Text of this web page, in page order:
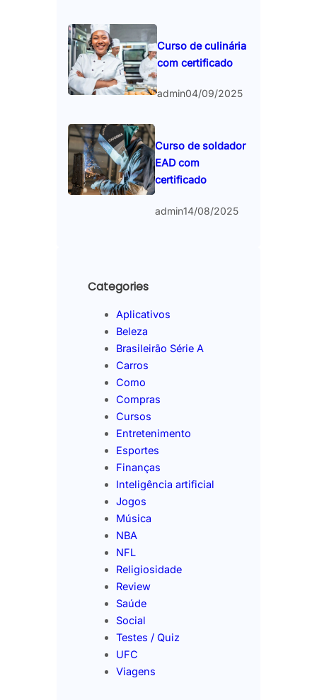
Curso de culinária
com certificado
admin04/09/2025
Curso de soldador
EAD com
certificado
admin14/08/2025
Categories
Aplicativos
Beleza
Brasileirão Série A
Carros
Como
Compras
Cursos
Entretenimento
Esportes
Finanças
Inteligência artificial
Jogos
Música
NBA
NFL
Religiosidade
Review
Saúde
Social
Testes / Quiz
UFC
Viagens